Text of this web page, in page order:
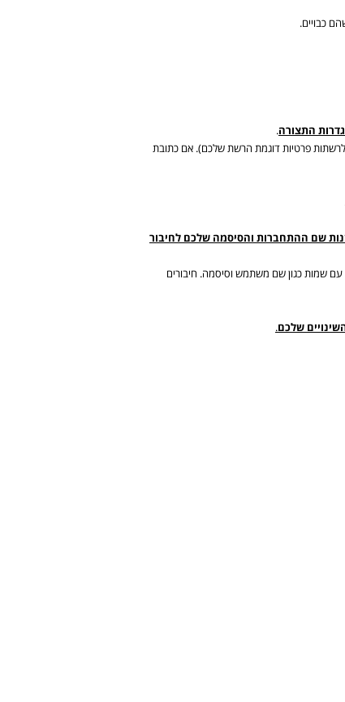
כבויים.
התצורה.
השמורה על ידי האינטרנט לרשתות פרטיות דוגמת הרשת שלכם). אם כתובת
שם ההתחברות והסיסמה שלכם לחיבור
שמות כגון שם משתמש וסיסמה. חיבורים
שלכם.